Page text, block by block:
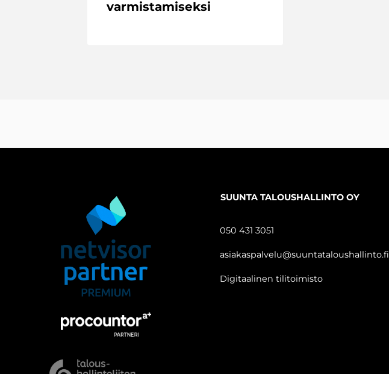
varmistamiseksi
SUUNTA TALOUSHALLINTO OY
050 431 3051
asiakaspalvelu@suuntataloushallinto.fi
Digitaalinen tilitoimisto